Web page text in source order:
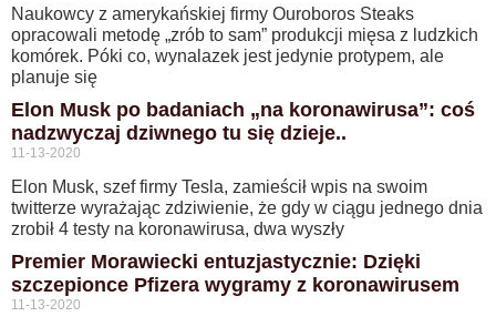
Naukowcy z amerykańskiej firmy Ouroboros Steaks
opracowali metodę „zrób to sam” produkcji mięsa z ludzkich
komórek. Póki co, wynalazek jest jedynie protypem, ale
planuje się
Elon Musk po badaniach „na koronawirusa”: coś
nadzwyczaj dziwnego tu się dzieje..
11-13-2020
Elon Musk, szef firmy Tesla, zamieścił wpis na swoim
twitterze wyrażając zdziwienie, że gdy w ciągu jednego dnia
zrobił 4 testy na koronawirusa, dwa wyszły
Premier Morawiecki entuzjastycznie: Dzięki
szczepionce Pfizera wygramy z koronawirusem
11-13-2020